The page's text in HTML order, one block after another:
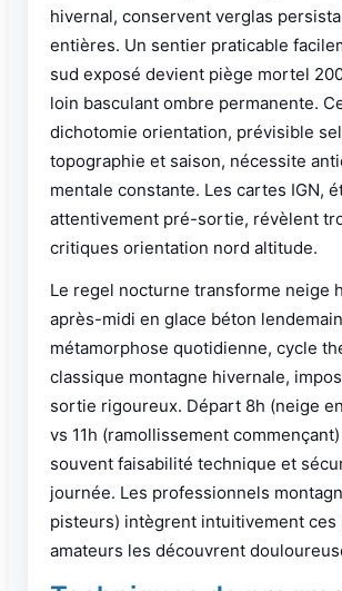
hivernal, conservent verglas
entières. Un sentier praticable
sud exposé devient piège mortel
loin basculant ombre permanente.
dichotomie orientation, prévisible
topographie et saison, nécessite
mentale constante. Les cartes IGN,
attentivement pré-sortie, révèlent
critiques orientation nord altitude.
Le regel nocturne transforme neige
après-midi en glace béton
métamorphose quotidienne, cycle
classique montagne hivernale,
sortie rigoureux. Départ 8h (neige
vs 11h (ramollissement
souvent faisabilité technique et
journée. Les professionnels
pisteurs) intègrent intuitivement ces
amateurs les découvrent